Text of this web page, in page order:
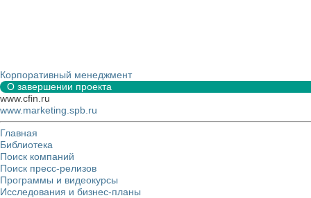
Корпоративный менеджмент
О завершении проекта
www.cfin.ru
www.marketing.spb.ru
Главная
Библиотека
Поиск компаний
Поиск пресс-релизов
Программы и видеокурсы
Исследования и бизнес-планы